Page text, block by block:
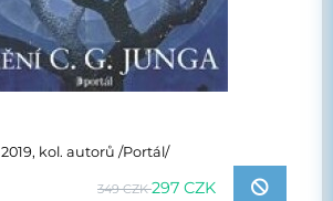
2019, kol. autorů /Portál/
349 CZK297 CZK